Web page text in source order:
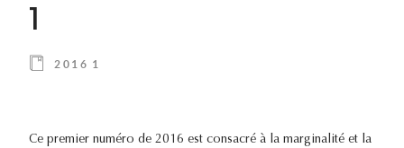
1
2016 1
Ce premier numéro de 2016 est consacré à la marginalité et la